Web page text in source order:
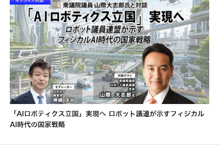
「AIロボティクス立国」実現へ ロボット議連が示すフィジカル
AI時代の国家戦略